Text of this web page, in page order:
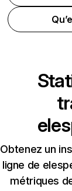
Obtenez un
ligne de
métriques